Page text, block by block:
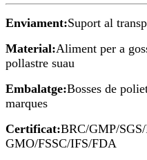
Enviament:Suport al
Material:Aliment per a
pollastre suau
Embalatge:Bosses de
marques
Certificat:BRC/GMP/
GMO/FSSC/IFS/FDA